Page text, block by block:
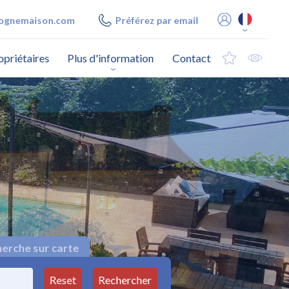
Préférez par email
Plus d'information Contact
sur carte
Reset
Rechercher